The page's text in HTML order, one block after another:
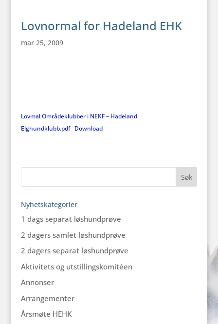
Lovnormal for Hadeland EHK
mar 25, 2009
Lovmal Områdeklubber i NEKF – Hadeland
Elghundklubb.pdf
Download
Nyhetskategorier
1 dags separat løshundprøve
2 dagers samlet løshundprøve
2 dagers separat løshundprøve
Aktivitets og utstillingskomitéen
Annonser
Arrangementer
Årsmøte HEHK